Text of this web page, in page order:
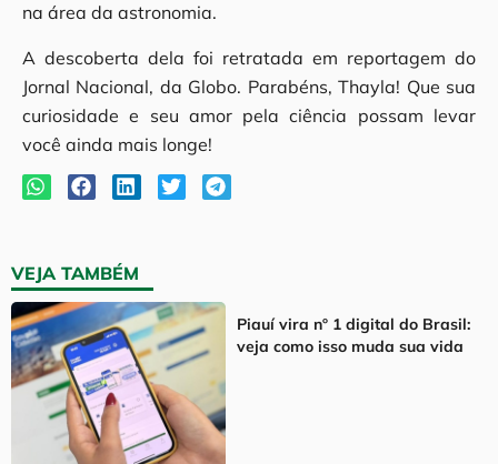
na área da astronomia.
A descoberta dela foi retratada em reportagem do
Jornal Nacional, da Globo. Parabéns, Thayla! Que sua
curiosidade e seu amor pela ciência possam levar
você ainda mais longe!
VEJA TAMBÉM
Piauí vira nº 1 digital do Brasil:
veja como isso muda sua vida